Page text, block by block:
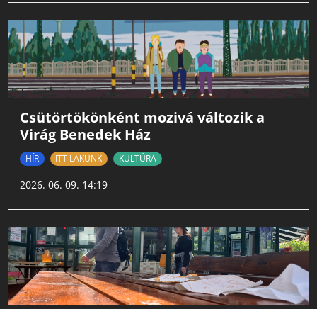
Csütörtökönként mozivá változik a
Virág Benedek Ház
HÍR ITT LAKUNK KULTÚRA
2026. 06. 09. 14:19